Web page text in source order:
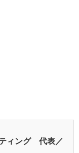
ティング 代表／